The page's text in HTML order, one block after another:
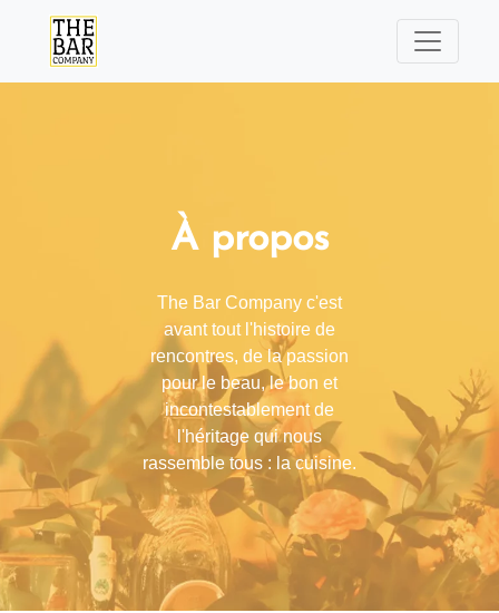
À propos
The Bar Company c'est
avant tout l'histoire de
rencontres, de la passion
pour le beau, le bon et
incontestablement de
l'héritage qui nous
rassemble tous : la cuisine.